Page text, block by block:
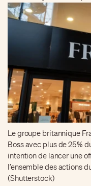
Le groupe britannique
Boss avec plus de 25%
intention de lancer une
l’ensemble des actions
(Shutterstock)